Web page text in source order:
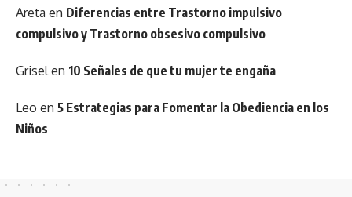
Areta en Diferencias entre Trastorno impulsivo
compulsivo y Trastorno obsesivo compulsivo
Grisel en 10 Señales de que tu mujer te engaña
Leo en 5 Estrategias para Fomentar la Obediencia en los
Niños